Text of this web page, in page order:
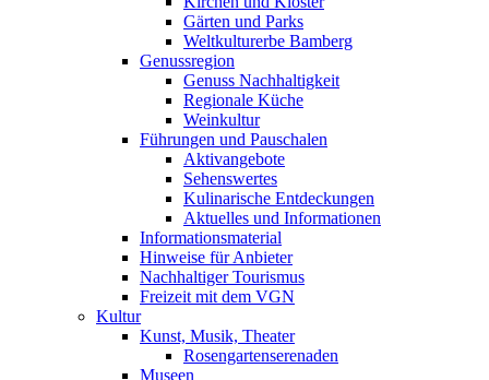
Gärten und Parks
Weltkulturerbe Bamberg
Genussregion
Genuss Nachhaltigkeit
Regionale Küche
Weinkultur
Führungen und Pauschalen
Aktivangebote
Sehenswertes
Kulinarische Entdeckungen
Aktuelles und Informationen
Informationsmaterial
Hinweise für Anbieter
Nachhaltiger Tourismus
Freizeit mit dem VGN
Kultur
Kunst, Musik, Theater
Rosengartenserenaden
Museen